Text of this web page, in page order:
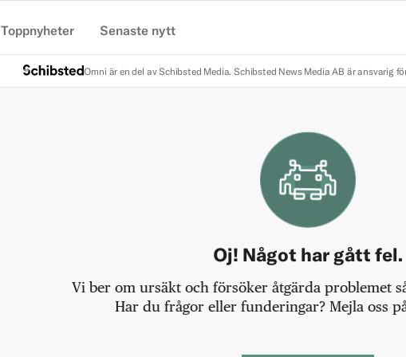
Toppnyheter Senaste nytt
Omni är en del av Schibsted Media. Schibsted News Media AB är ansvarig
Oj! Något har gått fel.
Vi ber om ursäkt och försöker åtgärda problemet
Har du frågor eller funderingar? Mejla oss